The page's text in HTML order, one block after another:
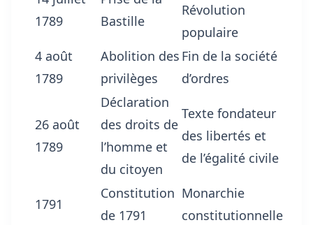
1789
Bastille
Révolution
populaire
4 août
1789
Abolition des
privilèges
Fin de la société
d’ordres
26 août
1789
Déclaration
des droits de
l’homme et
du citoyen
Texte fondateur
des libertés et
de l’égalité civile
1791
Constitution
de 1791
Monarchie
constitutionnelle